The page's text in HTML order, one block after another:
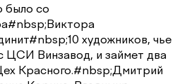
было со
художников, чье
ЦСИ Винзавод, и займет два
Красного.#nbsp;Дмитрий